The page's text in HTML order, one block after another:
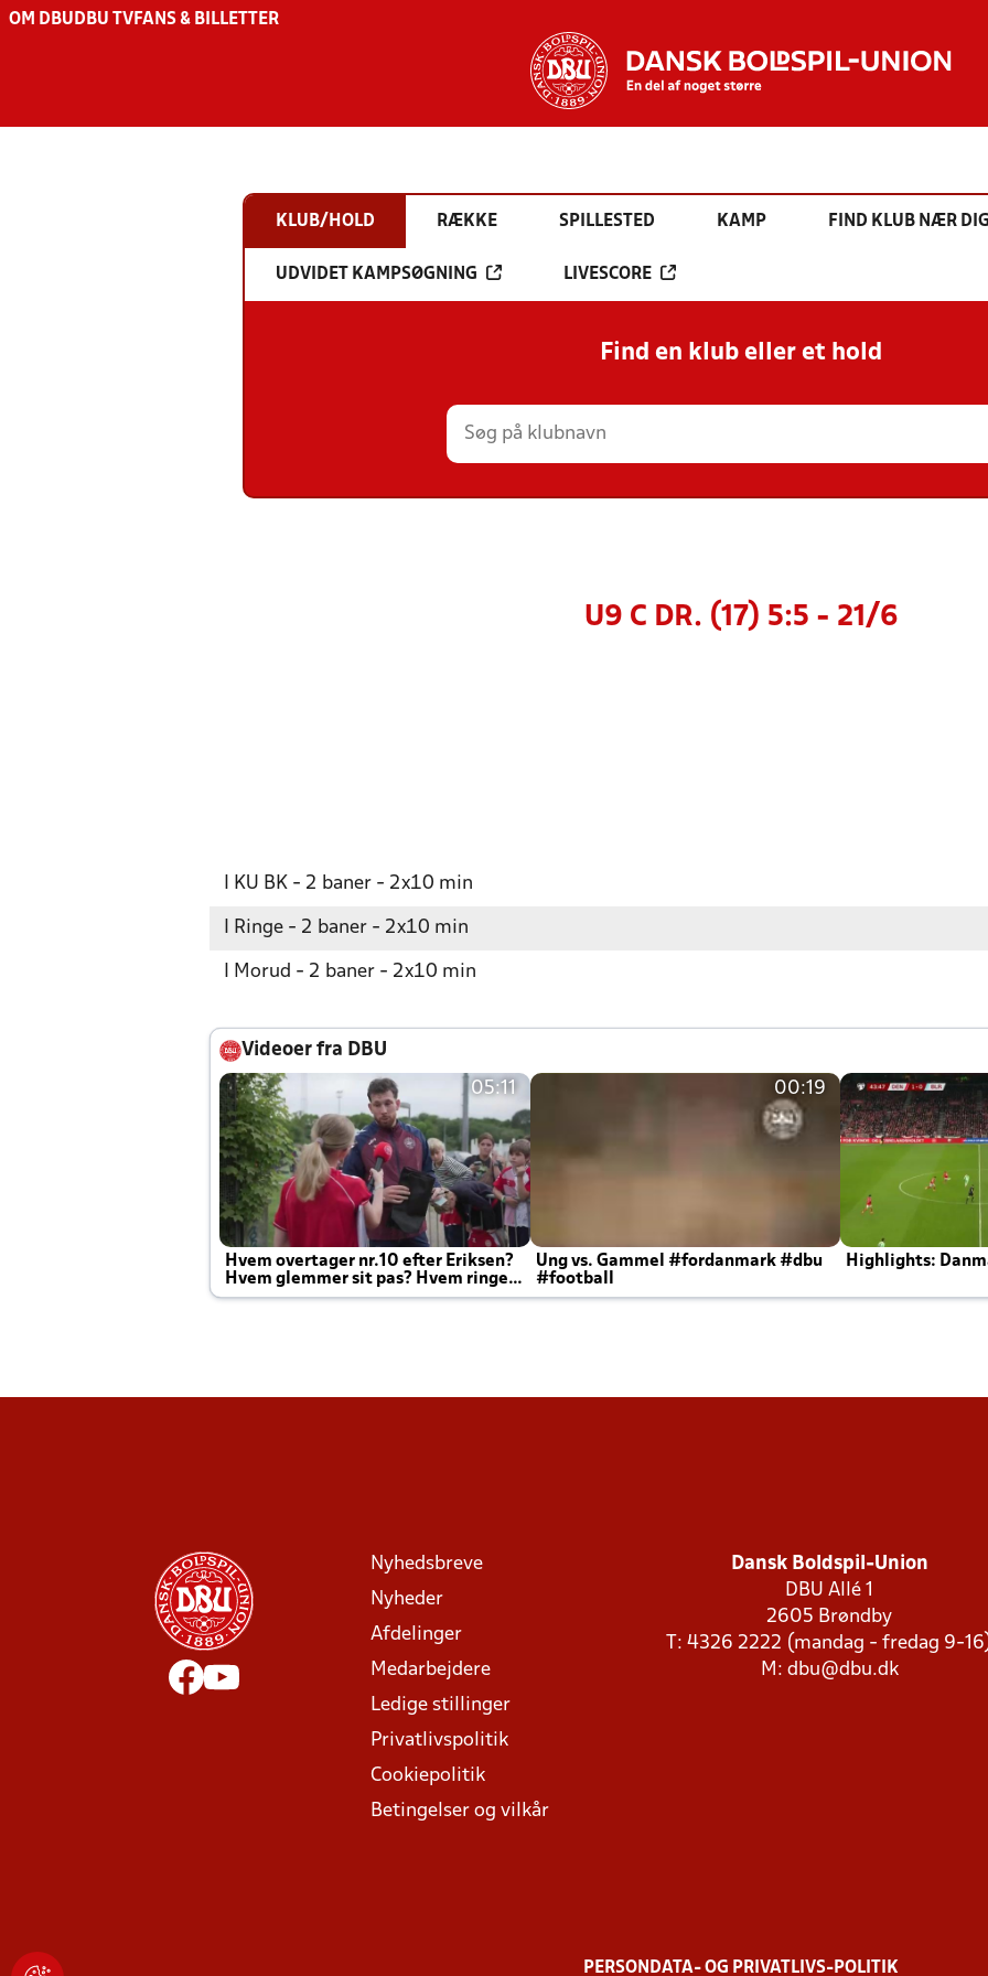
OM DBU DBU TV FANS & BILLETTER
KLUB/HOLD RÆKKE SPILLESTED KAMP FIND KLUB NÆR DIG
UDVIDET KAMPSØGNING LIVESCORE
Find en klub eller et hold
U9 C DR. (17) 5:5 - 21/6
I KU BK - 2 baner - 2x10 min
I Ringe - 2 baner - 2x10 min
I Morud - 2 baner - 2x10 min
Videoer fra DBU
05:11
Hvem overtager nr.10 efter Eriksen?
Hvem glemmer sit pas? Hvem ringer
Joachim altid til efter kampe?
00:19
Ung vs. Gammel #fordanmark #dbu
#football
Highlights:
Nyhedsbreve
Nyheder
Afdelinger
Medarbejdere
Ledige stillinger
Privatlivspolitik
Cookiepolitik
Betingelser og vilkår
Dansk Boldspil-Union
DBU Allé 1
2605 Brøndby
T: 4326 2222 (mandag - fredag 9-
M: dbu@dbu.dk
PERSONDATA- OG PRIVATLIVS-POLITIK